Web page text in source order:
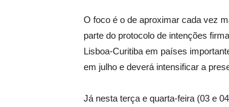
O foco é o de aproximar cada vez
parte do protocolo de intenções
Lisboa-Curitiba em países
em julho e deverá intensificar a
Já nesta terça e quarta-feira (03 e